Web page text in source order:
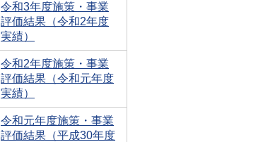
令和3年度施策・事業
評価結果（令和2年度
実績）
令和2年度施策・事業
評価結果（令和元年度
実績）
令和元年度施策・事業
評価結果（平成30年度